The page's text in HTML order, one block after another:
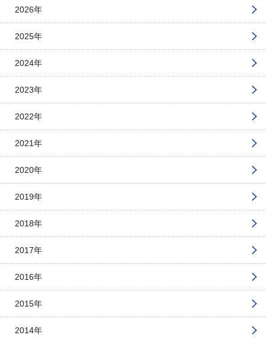
2026年
2025年
2024年
2023年
2022年
2021年
2020年
2019年
2018年
2017年
2016年
2015年
2014年